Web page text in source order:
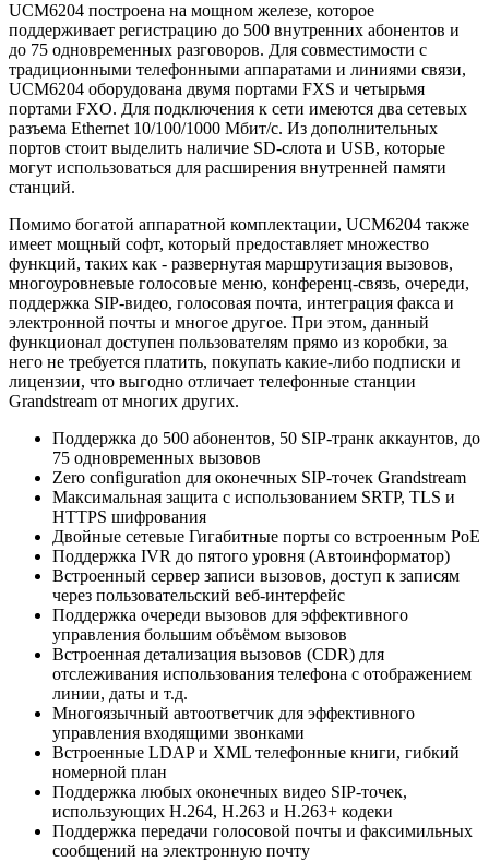
UCM6204 построена на мощном железе, которое
поддерживает регистрацию до 500 внутренних абонентов и
до 75 одновременных разговоров. Для совместимости с
традиционными телефонными аппаратами и линиями связи,
UCM6204 оборудована двумя портами FXS и четырьмя
портами FXO. Для подключения к сети имеются два сетевых
разъема Ethernet 10/100/1000 Мбит/с. Из дополнительных
портов стоит выделить наличие SD-слота и USB, которые
могут использоваться для расширения внутренней памяти
станций.
Помимо богатой аппаратной комплектации, UCM6204 также
имеет мощный софт, который предоставляет множество
функций, таких как - развернутая маршрутизация вызовов,
многоуровневые голосовые меню, конференц-связь, очереди,
поддержка SIP-видео, голосовая почта, интеграция факса и
электронной почты и многое другое. При этом, данный
функционал доступен пользователям прямо из коробки, за
него не требуется платить, покупать какие-либо подписки и
лицензии, что выгодно отличает телефонные станции
Grandstream от многих других.
Поддержка до 500 абонентов, 50 SIP-транк аккаунтов, до
75 одновременных вызовов
Zero configuration для оконечных SIP-точек Grandstream
Максимальная защита с использованием SRTP, TLS и
HTTPS шифрования
Двойные сетевые Гигабитные порты со встроенным PoE
Поддержка IVR до пятого уровня (Автоинформатор)
Встроенный сервер записи вызовов, доступ к записям
через пользовательский веб-интерфейс
Поддержка очереди вызовов для эффективного
управления большим объёмом вызовов
Встроенная детализация вызовов (CDR) для
отслеживания использования телефона с отображением
линии, даты и т.д.
Многоязычный автоответчик для эффективного
управления входящими звонками
Встроенные LDAP и XML телефонные книги, гибкий
номерной план
Поддержка любых оконечных видео SIP-точек,
использующих H.264, H.263 и H.263+ кодеки
Поддержка передачи голосовой почты и факсимильных
сообщений на электронную почту